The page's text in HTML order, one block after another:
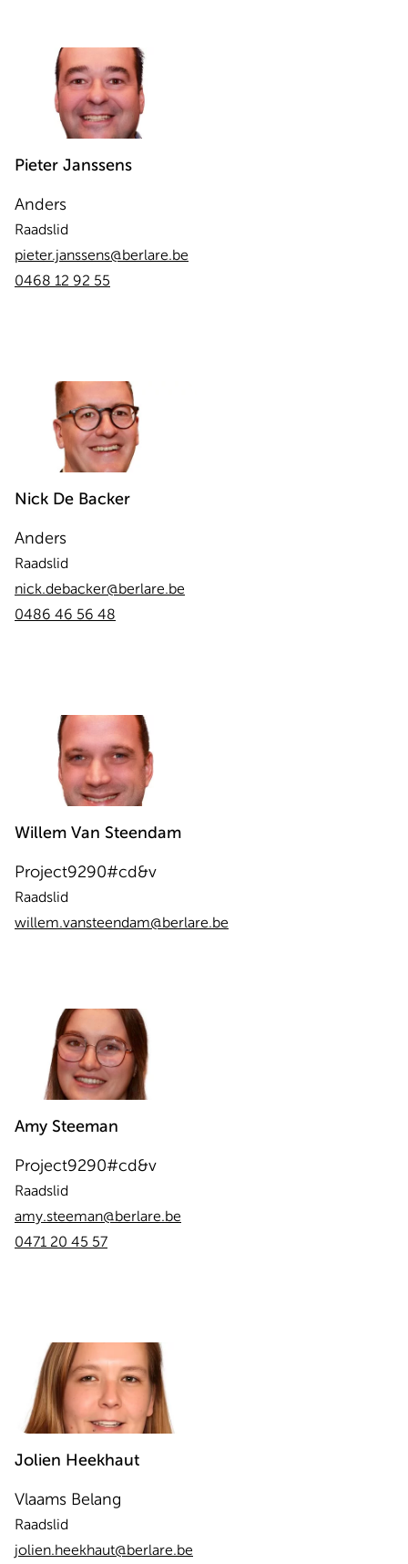
Pieter Janssens
Anders
Raadslid
pieter.janssens@berlare.be
0468 12 92 55
Nick De Backer
Anders
Raadslid
nick.debacker@berlare.be
0486 46 56 48
Willem Van Steendam
Project9290#cd&v
Raadslid
willem.vansteendam@berlare.be
Amy Steeman
Project9290#cd&v
Raadslid
amy.steeman@berlare.be
0471 20 45 57
Jolien Heekhaut
Vlaams Belang
Raadslid
jolien.heekhaut@berlare.be